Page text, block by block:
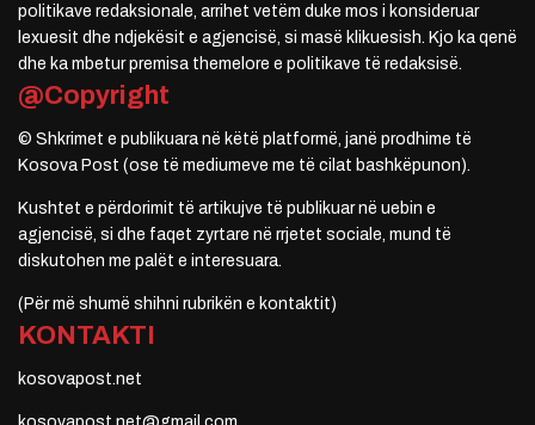
politikave redaksionale, arrihet vetëm duke mos i konsideruar
lexuesit dhe ndjekësit e agjencisë, si masë klikuesish. Kjo ka qenë
dhe ka mbetur premisa themelore e politikave të redaksisë.
@Copyright
© Shkrimet e publikuara në këtë platformë, janë prodhime të
Kosova Post (ose të mediumeve me të cilat bashkëpunon).
Kushtet e përdorimit të artikujve të publikuar në uebin e
agjencisë, si dhe faqet zyrtare në rrjetet sociale, mund të
diskutohen me palët e interesuara.
(Për më shumë shihni rubrikën e kontaktit)
KONTAKTI
kosovapost.net